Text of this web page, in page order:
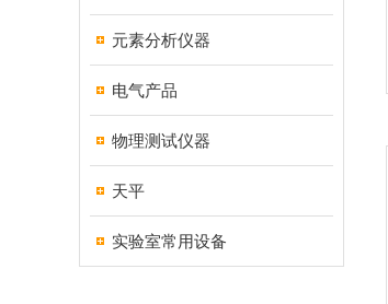
元素分析仪器
电气产品
物理测试仪器
天平
实验室常用设备